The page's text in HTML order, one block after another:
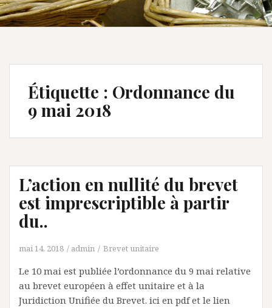
Étiquette : Ordonnance du
9 mai 2018
L’action en nullité du brevet
est imprescriptible à partir
du..
mai 14, 2018 admin Brevet unitaire
Le 10 mai est publiée l’ordonnance du 9 mai relative
au brevet européen à effet unitaire et à la
Juridiction Unifiée du Brevet. ici en pdf et le lien